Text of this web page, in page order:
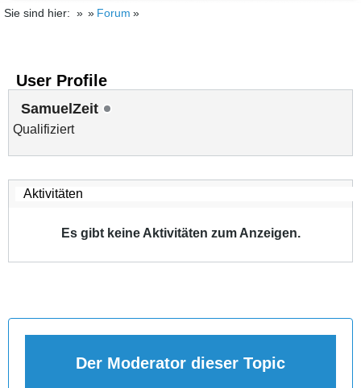
Sie sind hier: Forum
User Profile
SamuelZeit
Qualifiziert
Es gibt keine Aktivitäten zum Anzeigen.
Der Moderator dieser Topic